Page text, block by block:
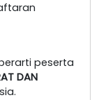
peserta
DAN